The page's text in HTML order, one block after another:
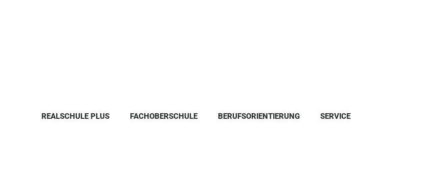
REALSCHULE PLUS FACHOBERSCHULE BERUFSORIENTIERUNG SERVICE